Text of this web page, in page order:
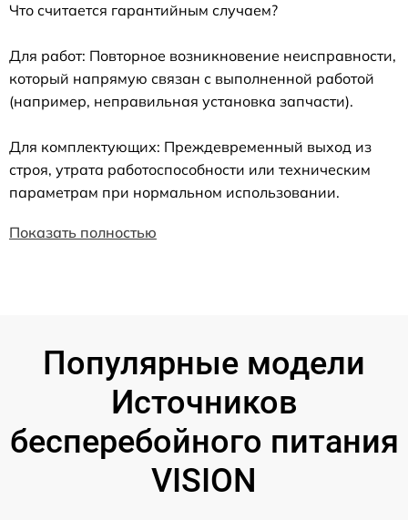
Что считается гарантийным случаем?
Для работ: Повторное возникновение неисправности,
который напрямую связан с выполненной работой
(например, неправильная установка запчасти).
Для комплектующих: Преждевременный выход из
строя, утрата работоспособности или техническим
параметрам при нормальном использовании.
Показать полностью
Популярные модели
Источников
бесперебойного питания
VISION